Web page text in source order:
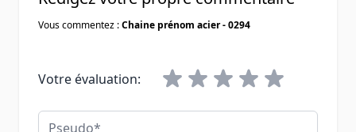
Vous commentez :Chaine prénom acier - 0294
Votre évaluation:
Pseudo